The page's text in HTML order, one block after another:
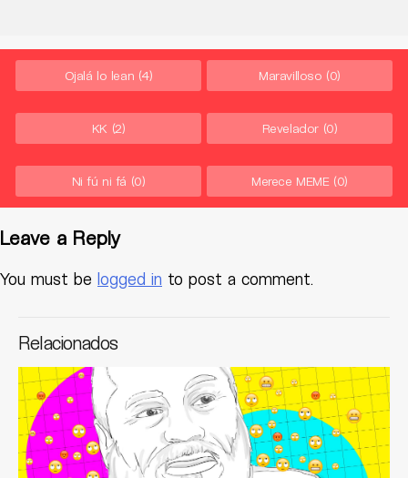
Ojalá lo lean (4) Maravilloso (0)
KK (2) Revelador (0)
Ni fú ni fá (0) Merece MEME (0)
Leave a Reply
You must be logged in to post a comment.
Relacionados